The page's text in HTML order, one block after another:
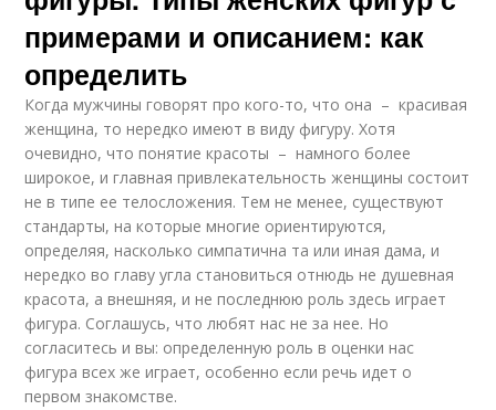
примерами и описанием: как
определить
Когда мужчины говорят про кого-то, что она – красивая
женщина, то нередко имеют в виду фигуру. Хотя
очевидно, что понятие красоты – намного более
широкое, и главная привлекательность женщины состоит
не в типе ее телосложения. Тем не менее, существуют
стандарты, на которые многие ориентируются,
определяя, насколько симпатична та или иная дама, и
нередко во главу угла становиться отнюдь не душевная
красота, а внешняя, и не последнюю роль здесь играет
фигура. Соглашусь, что любят нас не за нее. Но
согласитесь и вы: определенную роль в оценки нас
фигура всех же играет, особенно если речь идет о
первом знакомстве.